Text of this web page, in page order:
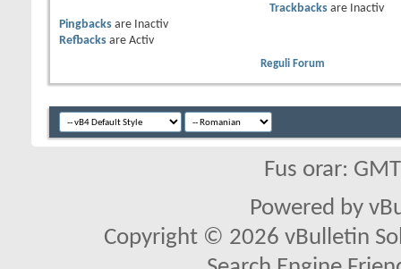
Trackbacksare
Inactiv
Pingbacks are
Inactiv
Refbacks are Activ
Reguli Forum
Fus orar:
Powered by
Copyright © 2026 vBulletin